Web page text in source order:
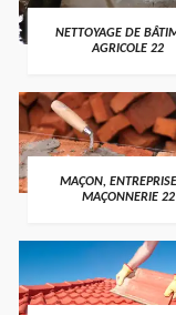
NETTOYAGE DE
AGRICOLE 22
MAÇON,
MAÇONNERIE 22